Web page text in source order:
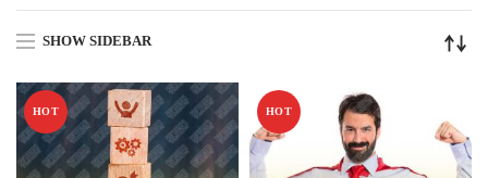
SHOW SIDEBAR
HOT HOT